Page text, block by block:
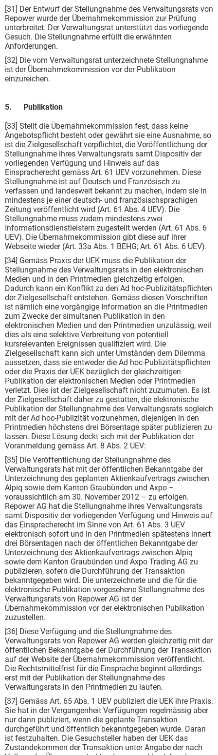
[31] Der Entwurf der Stellungnahme des Verwaltungsrats von
Repower wurde der Übernahmekommission zur Prüfung
unterbreitet. Der Verwaltungsrat unterstützt das vorliegende
Gesuch. Die Stellungnahme erfüllt die erwähnten
Anforderungen.
[32] Die vom Verwaltungsrat unterzeichnete Stellungnahme
ist der Übernahmekommission vor der Publikation
einzureichen.
5. Publikation
[33] Stellt die Übernahmekommission fest, dass keine
Angebotspflicht besteht oder gewährt sie eine Ausnahme, so
ist die Zielgesellschaft verpflichtet, die Veröffentlichung der
Stellungnahme ihres Verwaltungsrats samt Dispositiv der
vorliegenden Verfügung und Hinweis auf das
Einspracherecht gemäss Art. 61 UEV vorzunehmen. Diese
Stellungnahme ist auf Deutsch und Französisch zu
verfassen und landesweit bekannt zu machen, indem sie in
mindestens je einer deutsch- und französischsprachigen
Zeitung veröffentlicht wird (Art. 61 Abs. 4 UEV). Die
Stellungnahme muss zudem mindestens zwei
Informationsdienstleistern zugestellt werden (Art. 61 Abs. 6
UEV). Die Übernahmekommission gibt diese auf ihrer
Webseite wieder (Art. 33a Abs. 1 BEHG; Art. 61 Abs. 6 UEV).
[34] Gemäss Praxis der UEK muss die Publikation der
Stellungnahme des Verwaltungsrats in den elektronischen
Medien und in den Printmedien gleichzeitig erfolgen.
Dadurch kann ein Konflikt zu den Ad hoc-Publizitätspflichten
der Zielgesellschaft entstehen. Gemäss diesen Vorschriften
ist nämlich eine vorgängige Information an die Printmedien
zum Zwecke der simultanen Publikation in den
elektronischen Medien und den Printmedien unzulässig, weil
dies als eine selektive Verbreitung von potentiell
kursrelevanten Ereignissen qualifiziert wird. Die
Zielgesellschaft kann sich unter Umständen dem Dilemma
aussetzen, dass sie entweder die Ad hoc-Publizitätspflichten
oder die Praxis der UEK bezüglich der gleichzeitigen
Publikation der elektronischen Medien oder Printmedien
verletzt. Dies ist der Zielgesellschaft nicht zuzumuten. Es ist
der Zielgesellschaft daher zu gestatten, die elektronische
Publikation der Stellungnahme des Verwaltungsrats sogleich
mit der Ad hoc-Publizität vorzunehmen, diejenigen in den
Printmedien höchstens drei Börsentage später publizieren zu
lassen. Diese Lösung deckt sich mit der Publikation der
Voranmeldung gemäss Art. 8 Abs. 2 UEV:
[35] Die Veröffentlichung der Stellungnahme des
Verwaltungsrats hat mit der öffentlichen Bekanntgabe der
Unterzeichnung des geplanten Aktienkaufvertrags zwischen
Alpiq sowie dem Kanton Graubünden und Axpo –
voraussichtlich am 30. November 2012 – zu erfolgen.
Repower AG hat die Stellungnahme ihres Verwaltungsrats
samt Dispositiv der vorliegenden Verfügung und Hinweis auf
das Einspracherecht im Sinne von Art. 61 Abs. 3 UEV
elektronisch sofort und in den Printmedien spätestens innert
drei Börsentagen nach der öffentlichen Bekanntgabe der
Unterzeichnung des Aktienkaufvertrags zwischen Alpiq
sowie dem Kanton Graubünden und Axpo Trading AG zu
publizieren, sofern die Durchführung der Transaktion
bekanntgegeben wird. Die unterzeichnete und die für die
elektronische Publikation vorgesehene Stellungnahme des
Verwaltungsrats von Repower AG ist der
Übernahmekommission vor der elektronischen Publikation
zuzustellen.
[36] Diese Verfügung und die Stellungnahme des
Verwaltungsrats von Repower AG werden gleichzeitig mit der
öffentlichen Bekanntgabe der Durchführung der Transaktion
auf der Website der Übernahmekommission veröffentlicht.
Die Rechtsmittelfrist für die Einsprache beginnt allerdings
erst mit der Publikation der Stellungnahme des
Verwaltungsrats in den Printmedien zu laufen.
[37] Gemäss Art. 65 Abs. 1 UEV publiziert die UEK ihre Praxis.
Sie hat in der Vergangenheit Verfügungen regelmässig aber
nur dann publiziert, wenn die geplante Transaktion
durchgeführt und öffentlich bekanntgegeben wurde. Daran
ist festzuhalten. Die Gesuchsteller haben der UEK das
Zustandekommen der Transaktion unter Angabe der nach